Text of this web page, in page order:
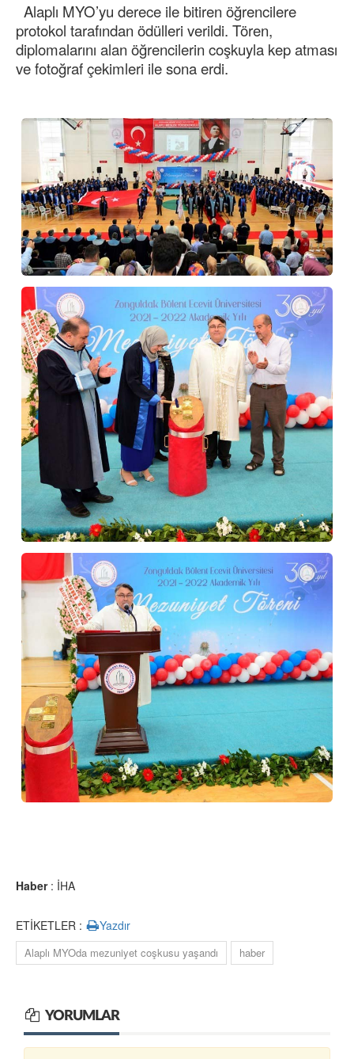
Alaplı MYO’yu derece ile bitiren öğrencilere
protokol tarafından ödülleri verildi. Tören,
diplomalarını alan öğrencilerin coşkuyla kep atması
ve fotoğraf çekimleri ile sona erdi.
Haber: İHA
ETİKETLER : Yazdır
Alaplı MYOda mezuniyet coşkusu yaşandı haber
YORUMLAR